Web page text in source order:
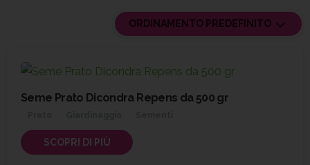
ORDINAMENTO PREDEFINITO
Seme Prato Dicondra Repens da 500 gr
SCOPRI DI PIÙ